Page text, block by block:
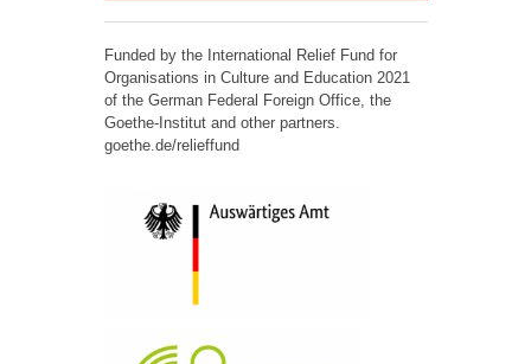
Funded by the International Relief Fund for
Organisations in Culture and Education 2021
of the German Federal Foreign Office, the
Goethe-Institut and other partners.
goethe.de/relieffund